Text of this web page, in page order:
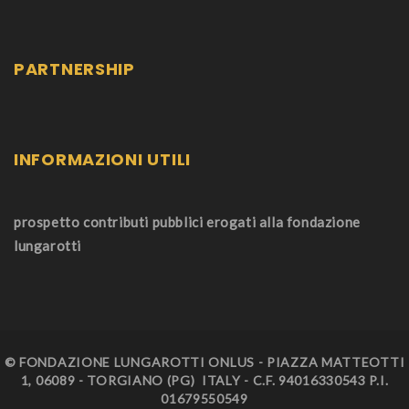
PARTNERSHIP
INFORMAZIONI UTILI
prospetto contributi pubblici erogati alla fondazione
lungarotti
© FONDAZIONE LUNGAROTTI ONLUS - PIAZZA MATTEOTTI
1, 06089 - TORGIANO (PG) ITALY - C.F. 94016330543 P.I.
01679550549